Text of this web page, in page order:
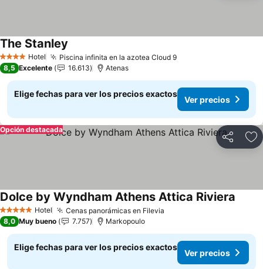
4 EstrellasHotel Piscina infinita en la azotea Cloud 9Ver precios
The Stanley
8,5 Excelente 16.613 Atenas
Elige fechas para ver los precios exactos
Ver precios
Compartir
Opción destacada
5 Estrellas Hotel Cenas panorámicas en Filevia
Dolce by Wyndham Athens Attica Riviera
8,0 Muy bueno 7.757 Markopoulo
Elige fechas para ver los precios exactos
Ver precios